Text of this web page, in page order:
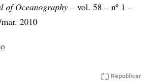
of Oceanography – vol. 58 – nº 1 –
2010
Republicar